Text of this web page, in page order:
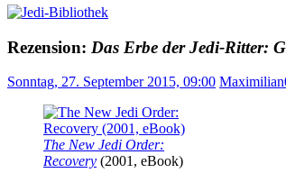
Rezension: Das Erbe der Jedi-Ritter:
Sonntag, 27. September 2015, 09:00 Maximilian
The New Jedi Order:
Recovery (2001, eBook)